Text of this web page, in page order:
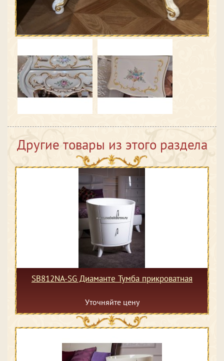
Другие товары из этого раздела
SB812NA-SG Диаманте Тумба прикроватная
Уточняйте цену